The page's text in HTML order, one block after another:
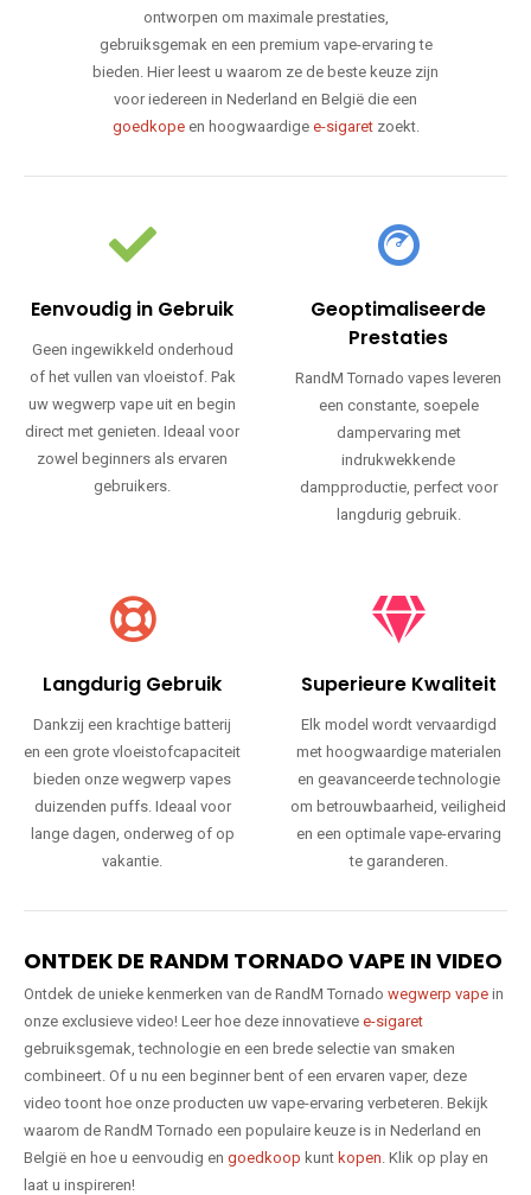
ontworpen om maximale prestaties,
gebruiksgemak en een premium vape-ervaring te
bieden. Hier leest u waarom ze de beste keuze zijn
voor iedereen in Nederland en België die een
goedkopeen hoogwaardige e-sigaretzoekt.
Eenvoudig in Gebruik
Geen ingewikkeld onderhoud
of het vullen van vloeistof. Pak
uw wegwerp vape uit en begin
direct met genieten. Ideaal voor
zowel beginners als ervaren
gebruikers.
Geoptimaliseerde
Prestaties
RandM Tornado vapes leveren
een constante, soepele
dampervaring met
indrukwekkende
dampproductie, perfect voor
langdurig gebruik.
Langdurig Gebruik
Dankzij een krachtige batterij
en een grote vloeistofcapaciteit
bieden onze wegwerp vapes
duizenden puffs. Ideaal voor
lange dagen, onderweg of op
vakantie.
Superieure Kwaliteit
Elk model wordt vervaardigd
met hoogwaardige materialen
en geavanceerde technologie
om betrouwbaarheid, veiligheid
en een optimale vape-ervaring
te garanderen.
ONTDEK DE RANDM TORNADO VAPE IN VIDEO
Ontdek de unieke kenmerken van de RandM Tornado wegwerp vape in
onze exclusieve video! Leer hoe deze innovatieve e-sigaret
gebruiksgemak, technologie en een brede selectie van smaken
combineert. Of u nu een beginner bent of een ervaren vaper, deze
video toont hoe onze producten uw vape-ervaring verbeteren. Bekijk
waarom de RandM Tornado een populaire keuze is in Nederland en
België en hoe u eenvoudig en goedkoop kunt kopen. Klik op play en
laat u inspireren!